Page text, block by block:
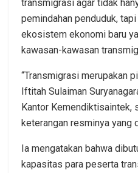
transmigrasi agar tidak
pemindahan penduduk,
ekosistem ekonomi baru
kawasan-kawasan
“Transmigrasi merupakan
Iftitah Sulaiman
Kantor Kemendiktisaintek,
keterangan resminya yang
Ia mengatakan bahwa
kapasitas para peserta